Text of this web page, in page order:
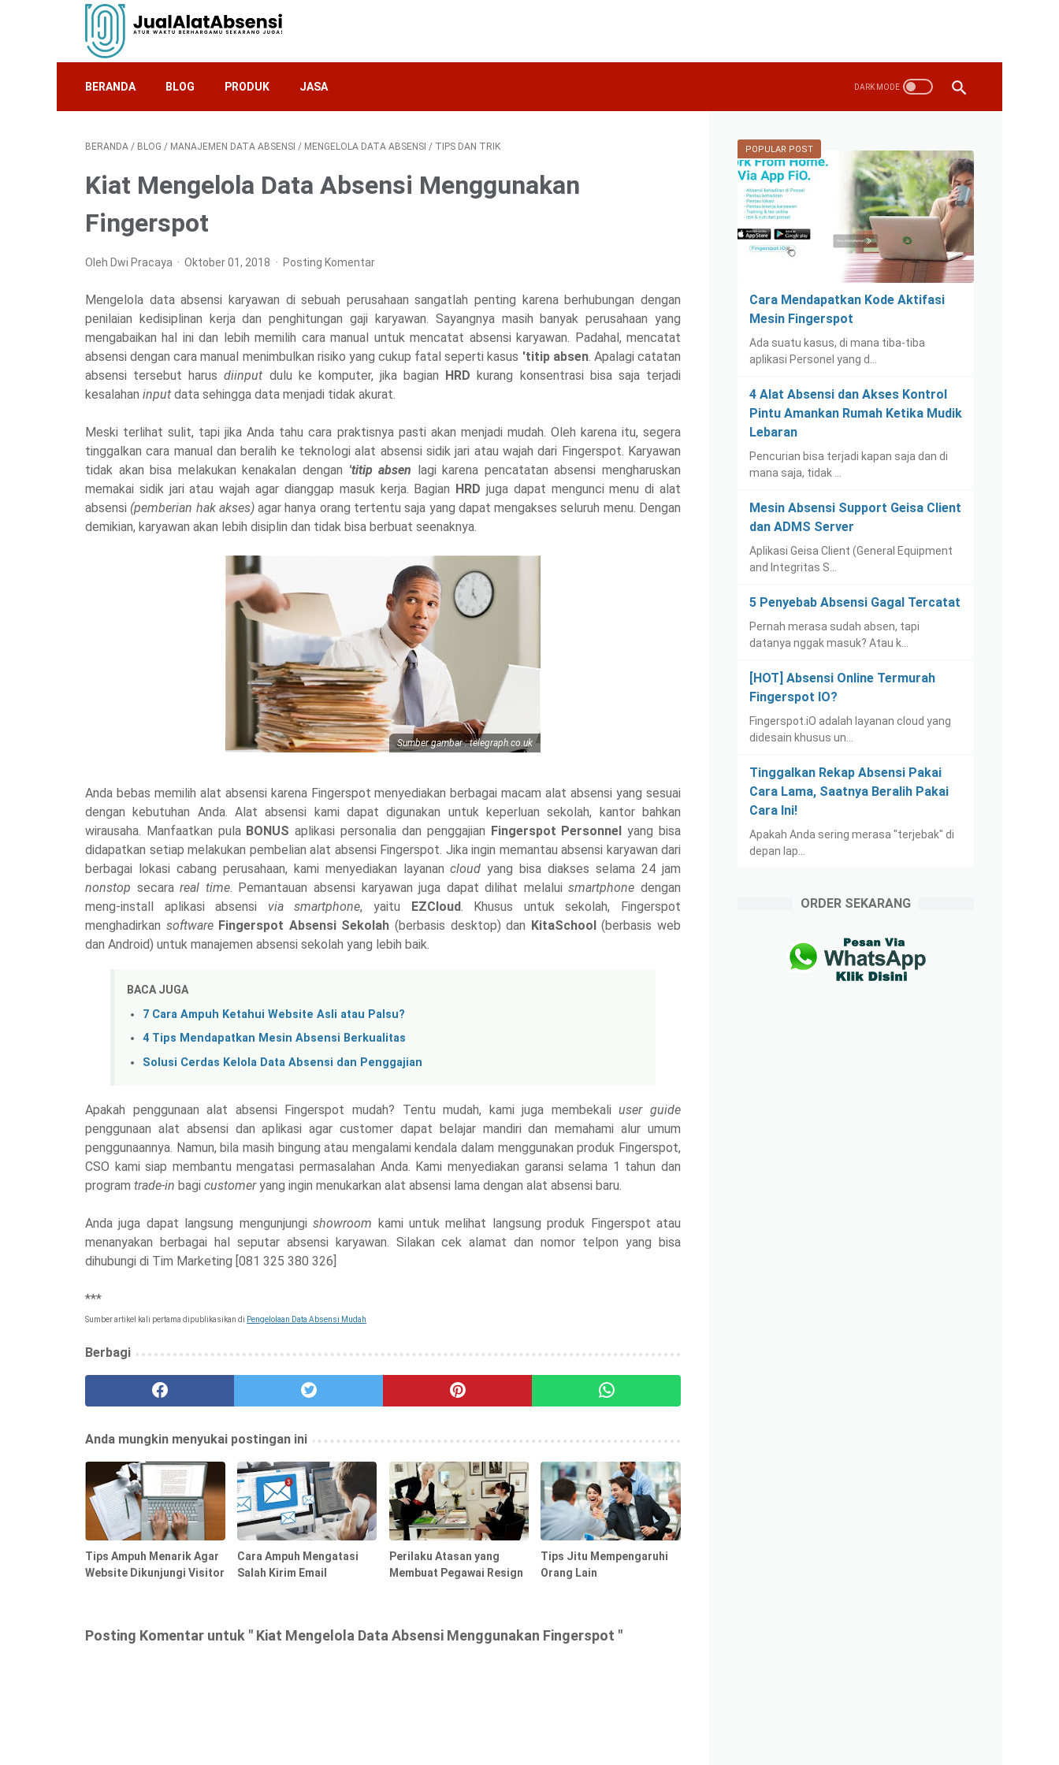
BERANDA BLOG PRODUK JASA
BERANDA / BLOG / MANAJEMEN DATA ABSENSI / MENGELOLA DATA ABSENSI / TIPS DAN TRIK
Kiat Mengelola Data Absensi Menggunakan
Fingerspot
Oleh Dwi Pracaya Oktober 01, 2018 Posting Komentar
Mengelola data absensi karyawan di sebuah perusahaan sangatlah penting karena berhubungan dengan
penilaian kedisiplinan kerja dan penghitungan gaji karyawan. Sayangnya masih banyak perusahaan yang
mengabaikan hal ini dan lebih memilih cara manual untuk mencatat absensi karyawan. Padahal, mencatat
absensi dengan cara manual menimbulkan risiko yang cukup fatal seperti kasus 'titip absen. Apalagi catatan
absensi tersebut harusdiinput dulu ke komputer, jika bagian HRDkurang konsentrasi bisa saja terjadi
kesalahan input data sehingga data menjadi tidak akurat.
Meski terlihat sulit, tapi jika Anda tahu cara praktisnya pasti akan menjadi mudah. Oleh karena itu, segera
tinggalkan cara manual dan beralih ke teknologi alat absensi sidik jari atau wajah dari Fingerspot. Karyawan
tidak akan bisa melakukan kenakalan dengan 'titip absen lagi karena pencatatan absensi mengharuskan
memakai sidik jari atau wajah agar dianggap masuk kerja. Bagian HRD juga dapat mengunci menu di alat
absensi (pemberian hak akses)agar hanya orang tertentu saja yang dapat mengakses seluruh menu. Dengan
demikian, karyawan akan lebih disiplin dan tidak bisa berbuat seenaknya.
Sumber gambar : telegraph.co.uk
Anda bebas memilih alat absensi karena Fingerspot menyediakan berbagai macam alat absensi yang sesuai
dengan kebutuhan Anda. Alat absensi kami dapat digunakan untuk keperluan sekolah, kantor bahkan
wirausaha. Manfaatkan pula BONUSaplikasi personalia dan penggajian Fingerspot Personnel yang bisa
didapatkan setiap melakukan pembelian alat absensi Fingerspot. Jika ingin memantau absensi karyawan dari
berbagai lokasi cabang perusahaan, kami menyediakan layanancloudyang bisa diakses selama 24 jam
nonstop secarareal time. Pemantauan absensi karyawan juga dapat dilihat melaluismartphonedengan
meng-install aplikasi absensi via smartphone, yaitu EZCloud. Khusus untuk sekolah, Fingerspot
menghadirkan software Fingerspot Absensi Sekolah (berbasis desktop) dan KitaSchool(berbasis web
dan Android) untuk manajemen absensi sekolah yang lebih baik.
BACA JUGA
7 Cara Ampuh Ketahui Website Asli atau Palsu?
4 Tips Mendapatkan Mesin Absensi Berkualitas
Solusi Cerdas Kelola Data Absensi dan Penggajian
Apakah penggunaan alat absensi Fingerspot mudah? Tentu mudah, kami juga membekaliuser guide
penggunaan alat absensi dan aplikasi agar customer dapat belajar mandiri dan memahami alur umum
penggunaannya. Namun, bila masih bingung atau mengalami kendala dalam menggunakan produk Fingerspot,
CSO kami siap membantu mengatasi permasalahan Anda. Kami menyediakan garansi selama 1 tahun dan
program trade-in bagi customeryang ingin menukarkan alat absensi lama dengan alat absensi baru.
Anda juga dapat langsung mengunjungishowroom kami untuk melihat langsung produk Fingerspot atau
menanyakan berbagai hal seputar absensi karyawan. Silakan cek alamat dan nomor telpon yang bisa
dihubungi di Tim Marketing [081 325 380 326]
***
Sumber artikel kali pertama dipublikasikan di Pengelolaan Data Absensi Mudah
Berbagi
Anda mungkin menyukai postingan ini
Tips Ampuh Menarik Agar
Website Dikunjungi Visitor
Cara Ampuh Mengatasi
Salah Kirim Email
Perilaku Atasan yang
Membuat Pegawai Resign
Tips Jitu Mempengaruhi
Orang Lain
Posting Komentar untuk " Kiat Mengelola Data Absensi Menggunakan Fingerspot "
POPULAR POST
Cara Mendapatkan Kode Aktifasi
Mesin Fingerspot
Ada suatu kasus, di mana tiba-tiba
aplikasi Personel yang d…
4 Alat Absensi dan Akses Kontrol
Pintu Amankan Rumah Ketika Mudik
Lebaran
Pencurian bisa terjadi kapan saja dan di
mana saja, tidak …
Mesin Absensi Support Geisa Client
dan ADMS Server
Aplikasi Geisa Client (General Equipment
and Integritas S…
5 Penyebab Absensi Gagal Tercatat
Pernah merasa sudah absen, tapi
datanya nggak masuk? Atau k…
[HOT] Absensi Online Termurah
Fingerspot IO?
Fingerspot.iO adalah layanan cloud yang
didesain khusus un…
Tinggalkan Rekap Absensi Pakai
Cara Lama, Saatnya Beralih Pakai
Cara Ini!
Apakah Anda sering merasa "terjebak" di
depan lap…
ORDER SEKARANG